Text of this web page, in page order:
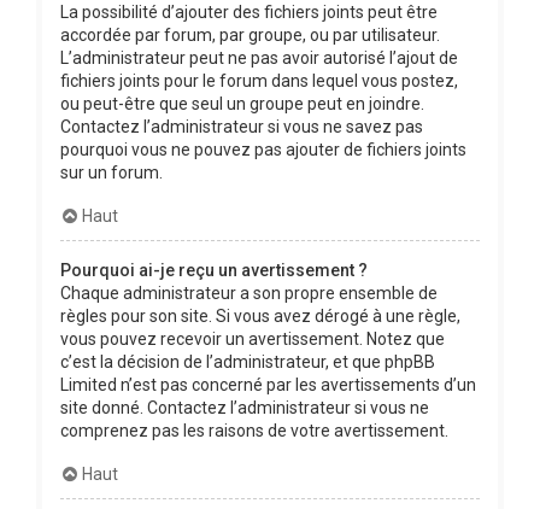
La possibilité d’ajouter des fichiers joints peut être
accordée par forum, par groupe, ou par utilisateur.
L’administrateur peut ne pas avoir autorisé l’ajout de
fichiers joints pour le forum dans lequel vous postez,
ou peut-être que seul un groupe peut en joindre.
Contactez l’administrateur si vous ne savez pas
pourquoi vous ne pouvez pas ajouter de fichiers joints
sur un forum.
Haut
Pourquoi ai-je reçu un avertissement ?
Chaque administrateur a son propre ensemble de
règles pour son site. Si vous avez dérogé à une règle,
vous pouvez recevoir un avertissement. Notez que
c’est la décision de l’administrateur, et que phpBB
Limited n’est pas concerné par les avertissements d’un
site donné. Contactez l’administrateur si vous ne
comprenez pas les raisons de votre avertissement.
Haut